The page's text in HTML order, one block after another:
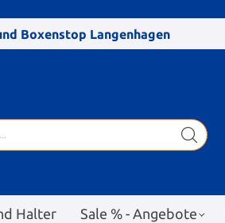
Boxenstop Langenhagen
Halter Sale % - Angebote